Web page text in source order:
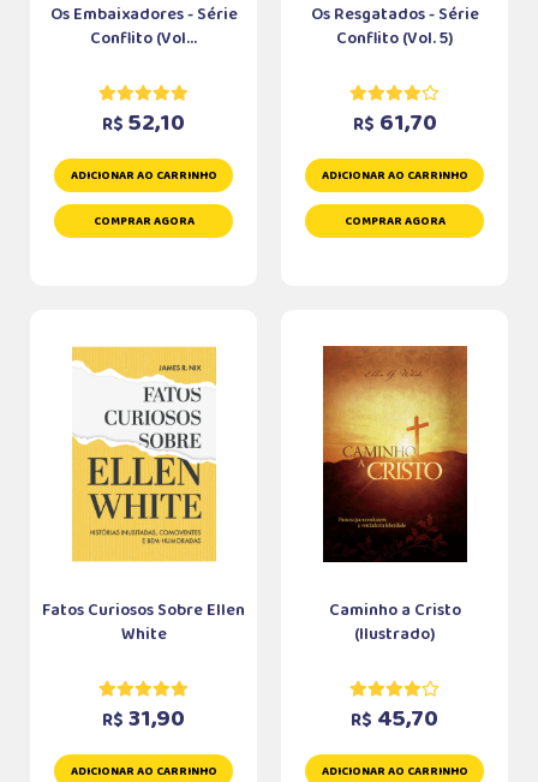
Os Embaixadores - Série
Conflito (Vol...
R$ 52,10
ADICIONAR AO CARRINHO
COMPRAR AGORA
Os Resgatados - Série
Conflito (Vol. 5)
R$ 61,70
ADICIONAR AO CARRINHO
COMPRAR AGORA
Fatos Curiosos Sobre Ellen
White
R$ 31,90
ADICIONAR AO CARRINHO
Caminho a Cristo
(Ilustrado)
R$ 45,70
ADICIONAR AO CARRINHO